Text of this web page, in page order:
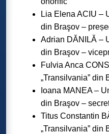
Lia Elena ACIU –
din Braşov –
Adrian DĂNILĂ –
din Braşov –
Fulvia Anca
„Transilvania” din
Ioana MANEA –
din Braşov –
Titus Constantin
„Transilvania” din